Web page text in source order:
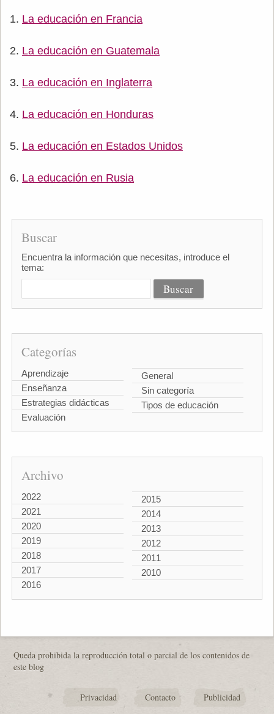
La educación en Francia
La educación en Guatemala
La educación en Inglaterra
La educación en Honduras
La educación en Estados Unidos
La educación en Rusia
Buscar
Encuentra la información que necesitas, introduce el
tema:
Categorías
Aprendizaje
Enseñanza
Estrategias didácticas
Evaluación
General
Sin categoría
Tipos de educación
Archivo
2022
2021
2020
2019
2018
2017
2016
2015
2014
2013
2012
2011
2010
Queda prohibida la reproducción total o parcial de los contenidos de
este blog
Privacidad Contacto Publicidad